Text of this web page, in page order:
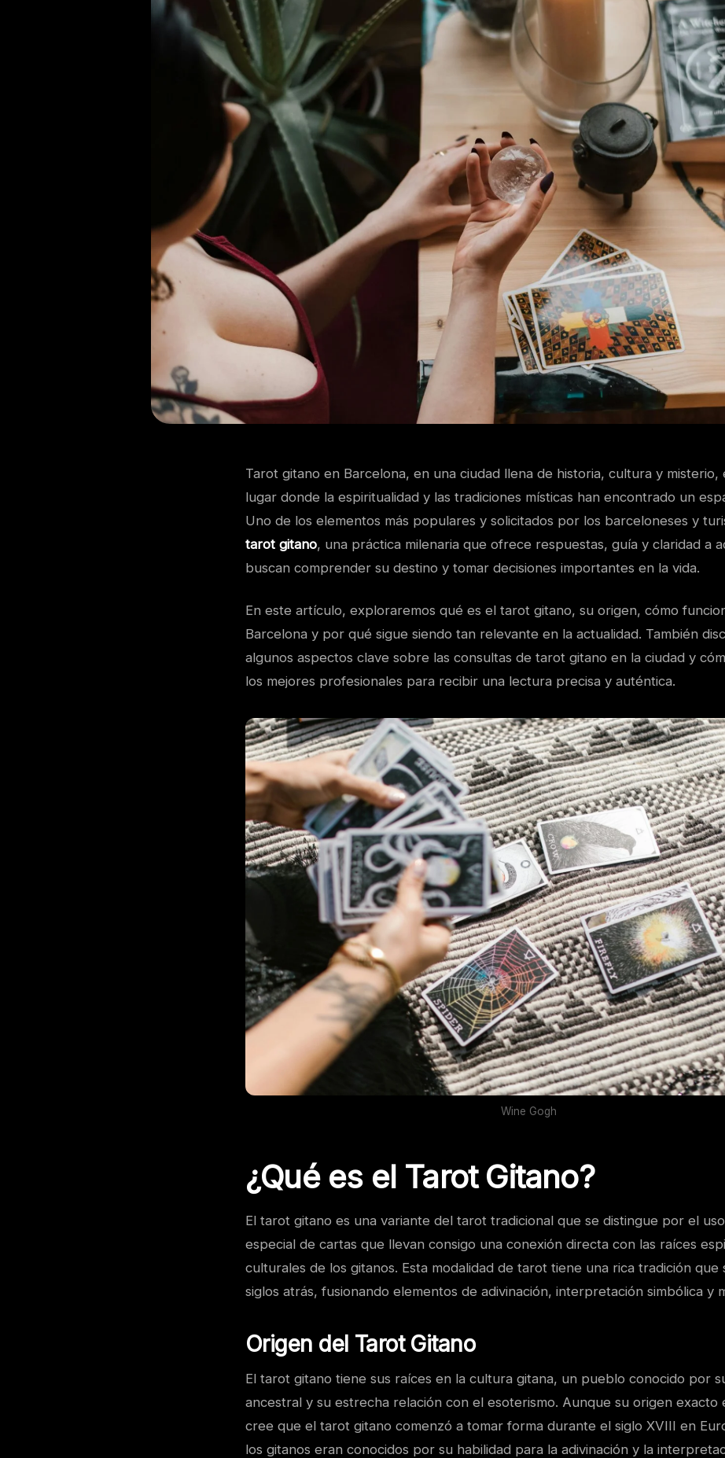
Tarot gitano en Barcelona, en una ciudad llena de historia, cultura y misterio,
lugar donde la espiritualidad y las tradiciones místicas han encontrado un
Uno de los elementos más populares y solicitados por los barceloneses y
tarot gitano, una práctica milenaria que ofrece respuestas, guía y claridad a
buscan comprender su destino y tomar decisiones importantes en la vida.
En este artículo, exploraremos qué es el tarot gitano, su origen, cómo
Barcelona y por qué sigue siendo tan relevante en la actualidad. También
algunos aspectos clave sobre las consultas de tarot gitano en la ciudad y
los mejores profesionales para recibir una lectura precisa y auténtica.
Wine Gogh
¿Qué es el Tarot Gitano?
El tarot gitano es una variante del tarot tradicional que se distingue por el
especial de cartas que llevan consigo una conexión directa con las raíces
culturales de los gitanos. Esta modalidad de tarot tiene una rica tradición que
siglos atrás, fusionando elementos de adivinación, interpretación simbólica y
Origen del Tarot Gitano
El tarot gitano tiene sus raíces en la cultura gitana, un pueblo conocido por
ancestral y su estrecha relación con el esoterismo. Aunque su origen exacto
cree que el tarot gitano comenzó a tomar forma durante el siglo XVIII en
los gitanos eran conocidos por su habilidad para la adivinación y la